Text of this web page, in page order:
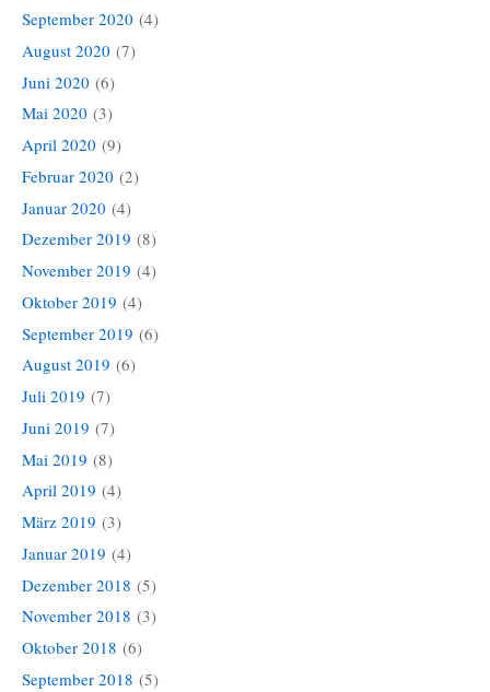
September 2020 (4)
August 2020 (7)
Juni 2020 (6)
Mai 2020 (3)
April 2020 (9)
Februar 2020 (2)
Januar 2020 (4)
Dezember 2019 (8)
November 2019 (4)
Oktober 2019 (4)
September 2019 (6)
August 2019 (6)
Juli 2019 (7)
Juni 2019 (7)
Mai 2019 (8)
April 2019 (4)
März 2019 (3)
Januar 2019 (4)
Dezember 2018 (5)
November 2018 (3)
Oktober 2018 (6)
September 2018 (5)